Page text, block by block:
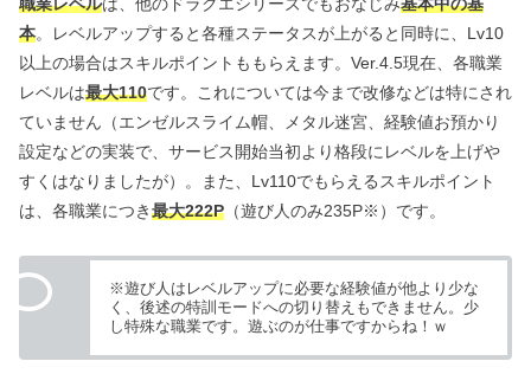
本。レベルアップすると各種ステータスが上がると同時に、Lv10
以上の場合はスキルポイントももらえます。Ver.4.5現在、各職業
レベルは最大110です。これについては今まで改修などは特にされ
ていません（エンゼルスライム帽、メタル迷宮、経験値お預かり
設定などの実装で、サービス開始当初より格段にレベルを上げや
すくはなりましたが）。また、Lv110でもらえるスキルポイント
は、各職業につき最大222P （遊び人のみ235P※）です。
※遊び人はレベルアップに必要な経験値が他より少な
く、後述の特訓モードへの切り替えもできません。少
し特殊な職業です。遊ぶのが仕事ですからね！ｗ